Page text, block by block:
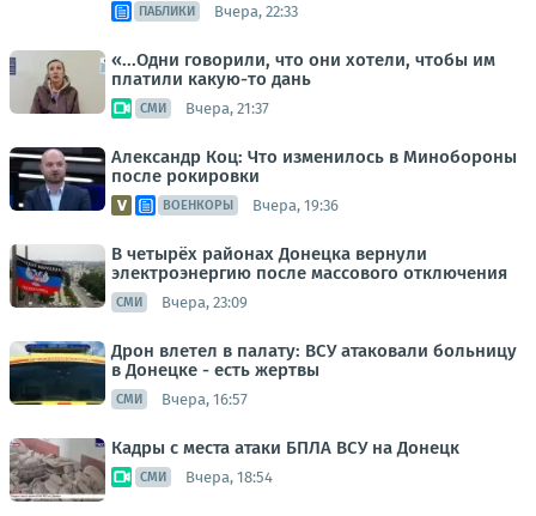
ПАБЛИКИ Вчера, 22:33
«...Одни говорили, что они хотели, чтобы им
платили какую-то дань
СМИ Вчера, 21:37
Александр Коц: Что изменилось в Минобороны
после рокировки
ВОЕНКОРЫ Вчера, 19:36
В четырёх районах Донецка вернули
электроэнергию после массового отключения
СМИ Вчера, 23:09
Дрон влетел в палату: ВСУ атаковали больницу
в Донецке - есть жертвы
СМИ Вчера, 16:57
Кадры с места атаки БПЛА ВСУ на Донецк
СМИ Вчера, 18:54